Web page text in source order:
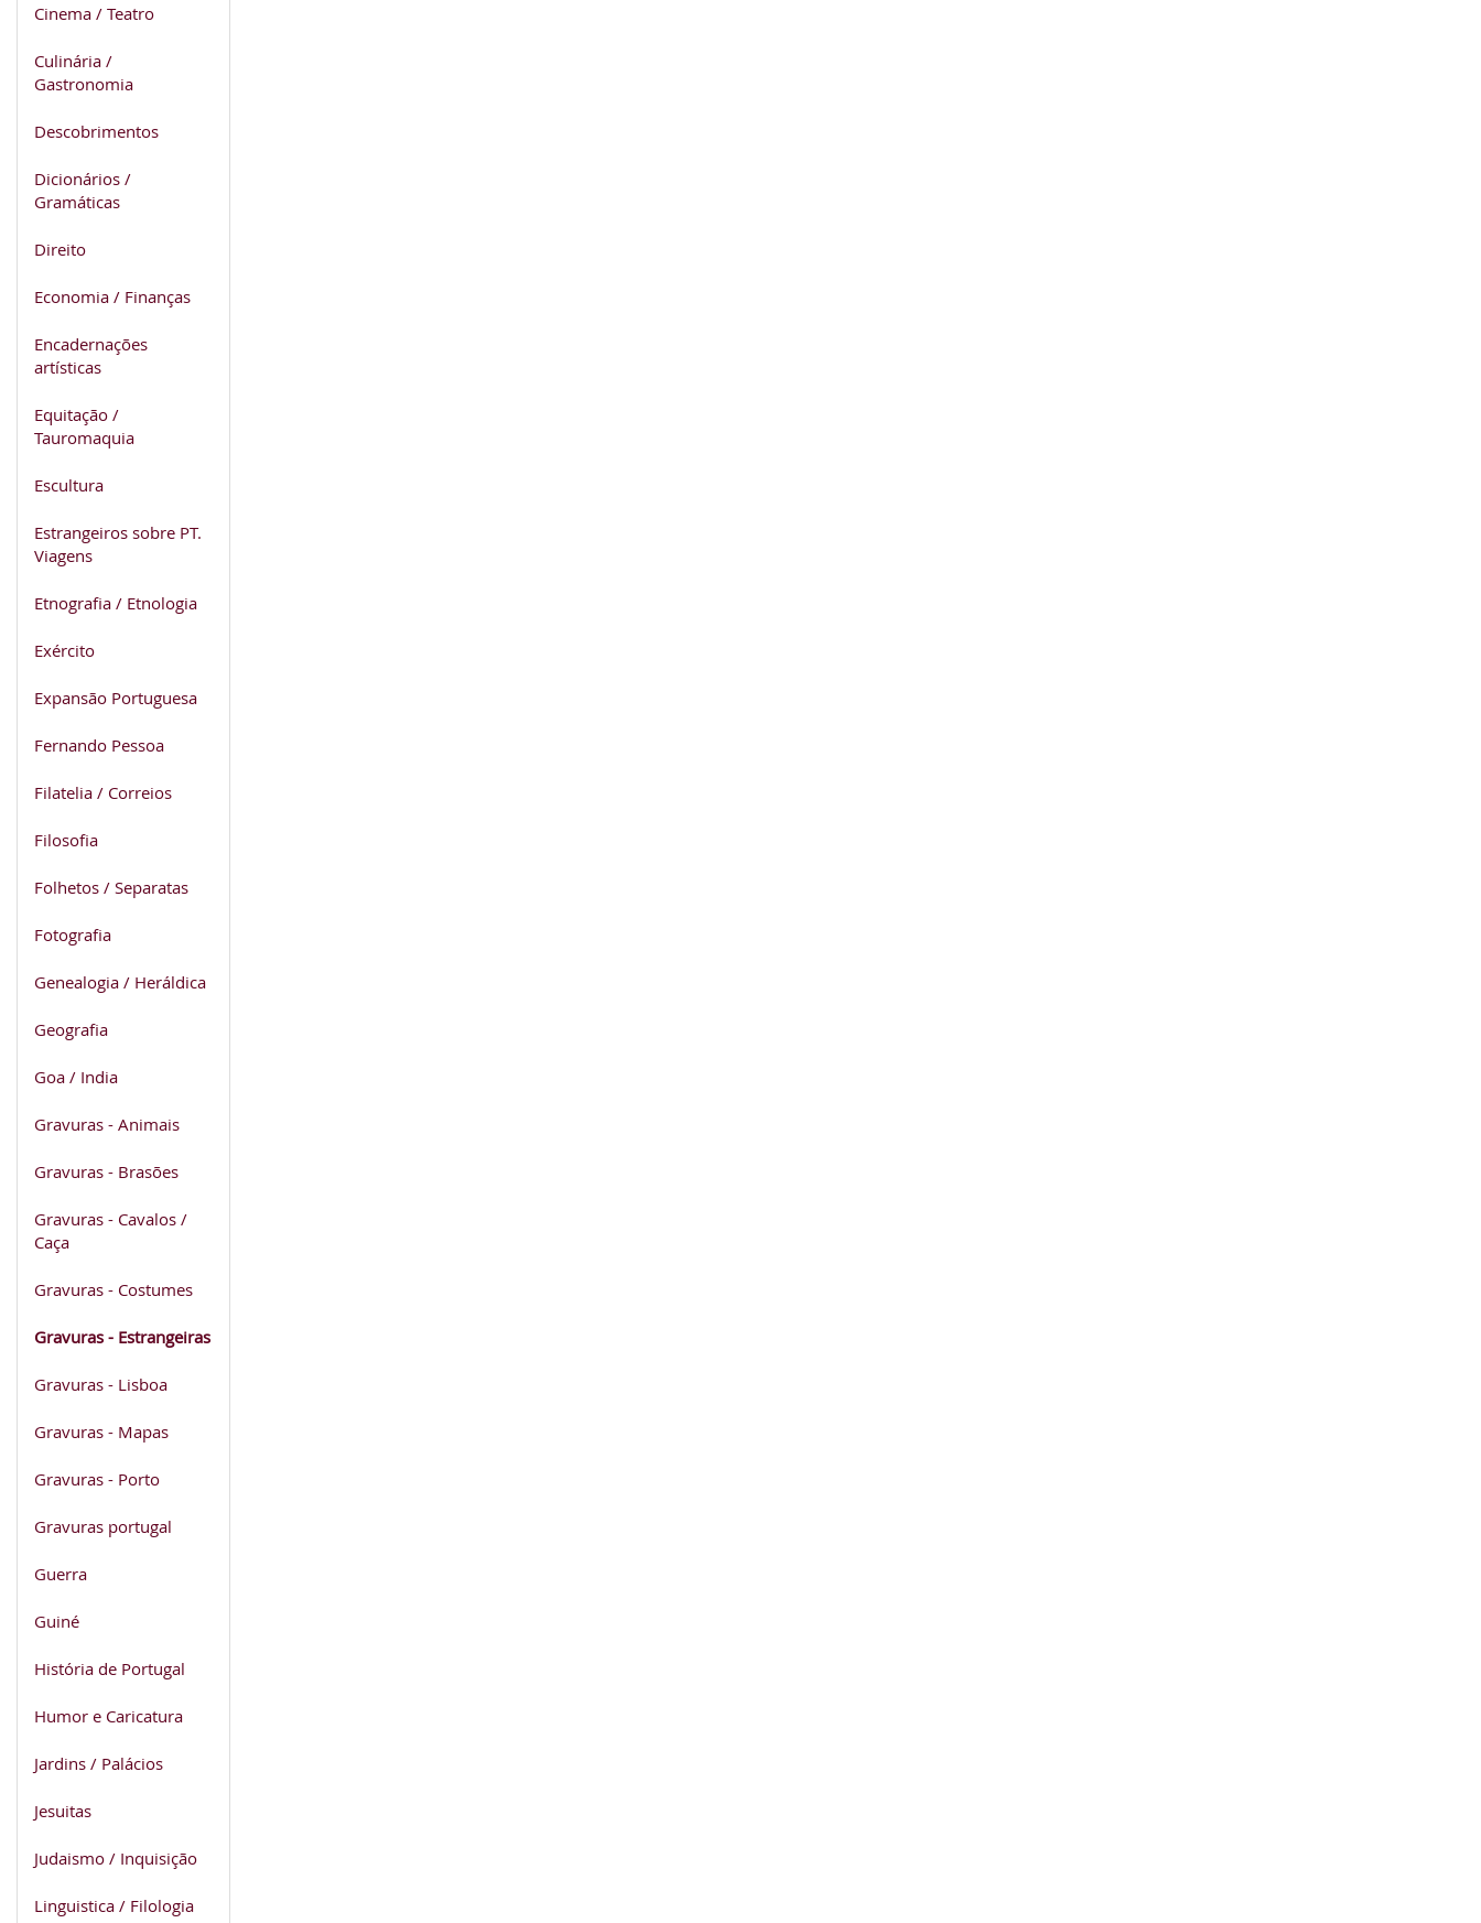
Cinema / Teatro
Culinária /
Gastronomia
Descobrimentos
Dicionários /
Gramáticas
Direito
Economia / Finanças
Encadernações
artísticas
Equitação /
Tauromaquia
Escultura
Estrangeiros sobre PT.
Viagens
Etnografia / Etnologia
Exército
Expansão Portuguesa
Fernando Pessoa
Filatelia / Correios
Filosofia
Folhetos / Separatas
Fotografia
Genealogia / Heráldica
Geografia
Goa / India
Gravuras - Animais
Gravuras - Brasões
Gravuras - Cavalos /
Caça
Gravuras - Costumes
Gravuras - Estrangeiras
Gravuras - Lisboa
Gravuras - Mapas
Gravuras - Porto
Gravuras portugal
Guerra
Guiné
História de Portugal
Humor e Caricatura
Jardins / Palácios
Jesuitas
Judaismo / Inquisição
Linguistica / Filologia